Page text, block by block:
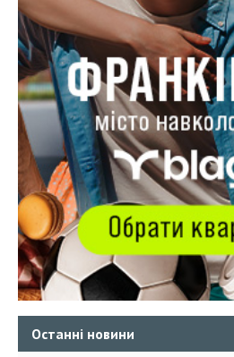
Останні новини